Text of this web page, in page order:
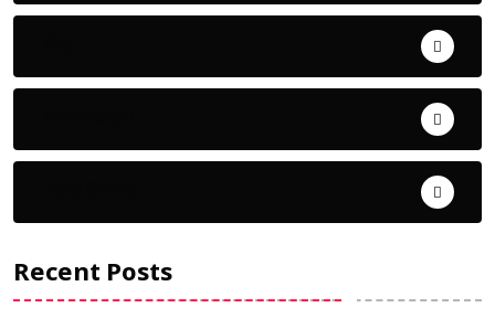
Recent Posts